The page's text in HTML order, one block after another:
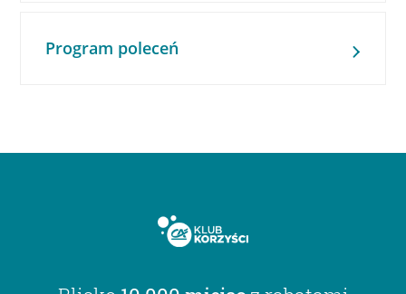
Program poleceń